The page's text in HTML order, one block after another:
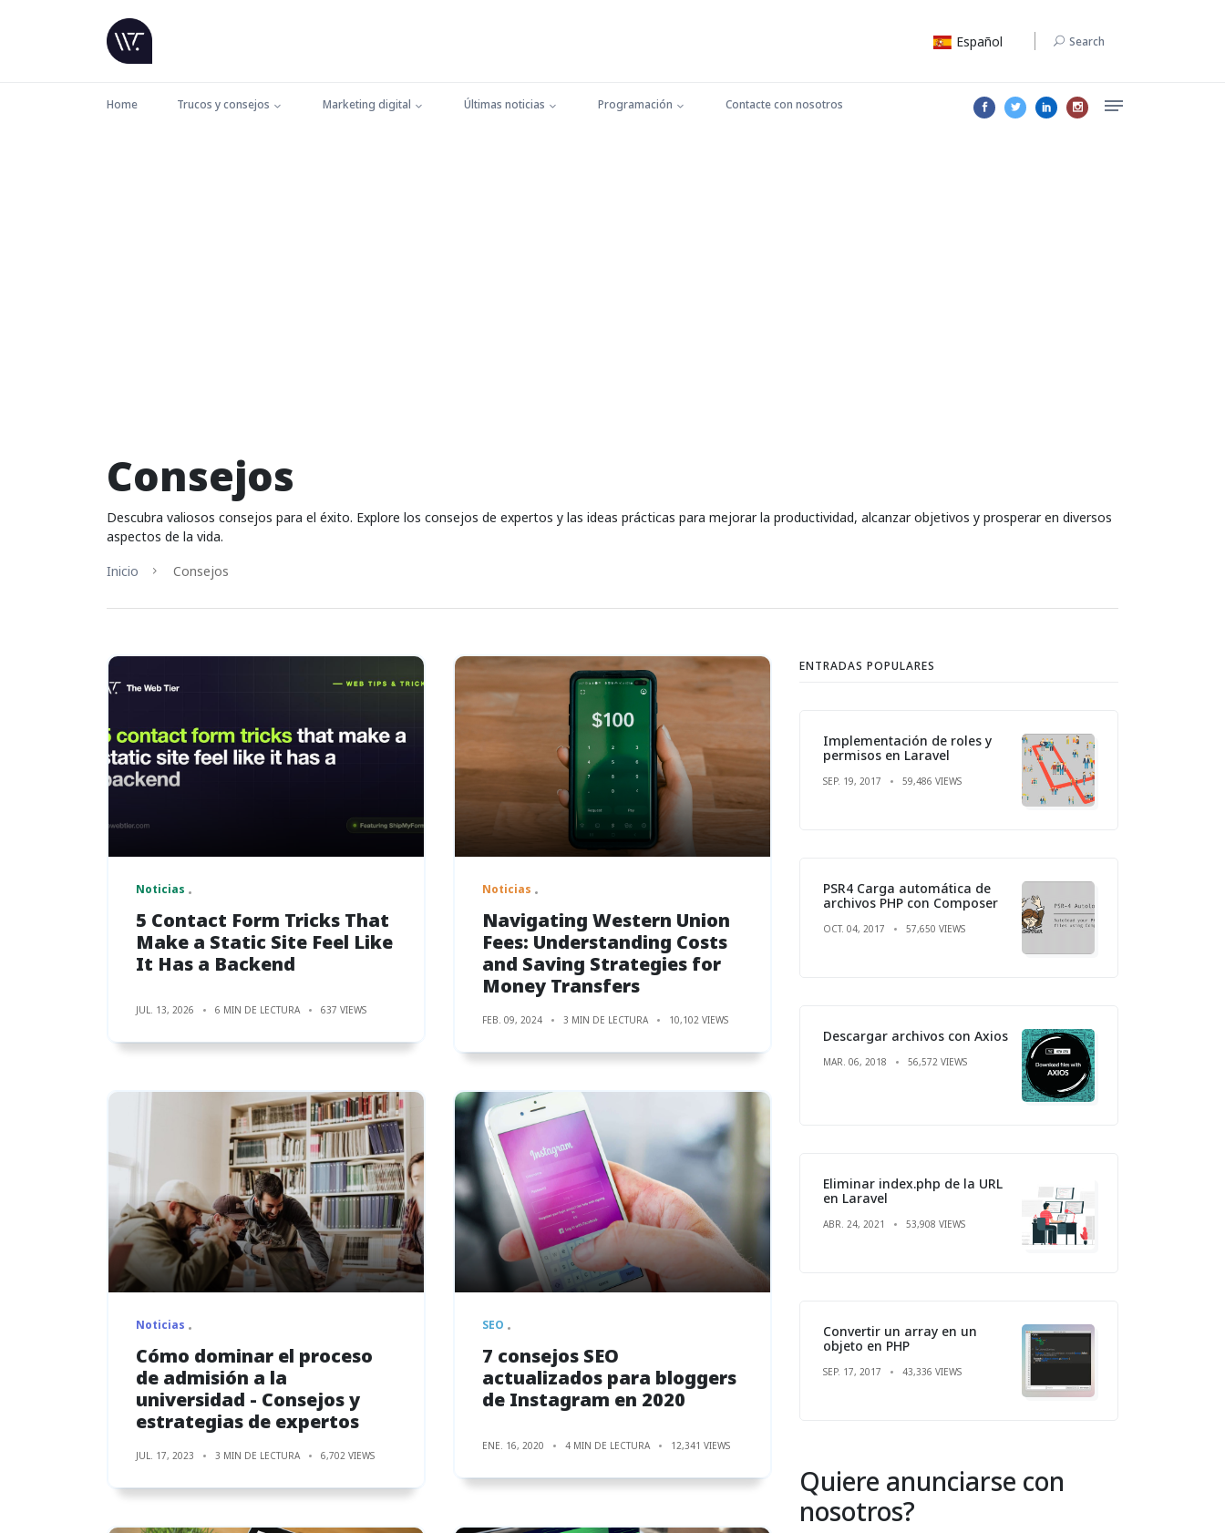
Español Search
Home Trucos y consejos Marketing digital Últimas noticias Programación Contacte con nosotros
Consejos
Descubra valiosos consejos para el éxito. Explore los consejos de expertos y las ideas prácticas para mejorar la productividad, alcanzar objetivos y prosperar en diversos
aspectos de la vida.
Inicio
Consejos
Noticias
5 Contact Form Tricks That
Make a Static Site Feel Like
It Has a Backend
JUL. 13, 2026 6 MIN DE LECTURA 637 VIEWS
Noticias
Navigating Western Union
Fees: Understanding Costs
and Saving Strategies for
Money Transfers
FEB. 09, 2024 3 MIN DE LECTURA 10,102 VIEWS
Noticias
Cómo dominar el proceso
de admisión a la
universidad - Consejos y
estrategias de expertos
JUL. 17, 2023 3 MIN DE LECTURA 6,702 VIEWS
SEO
7 consejos SEO
actualizados para bloggers
de Instagram en 2020
ENE. 16, 2020 4 MIN DE LECTURA 12,341 VIEWS
ENTRADAS POPULARES
Implementación de roles y
permisos en Laravel
SEP. 19, 2017 59,486 VIEWS
PSR4 Carga automática de
archivos PHP con Composer
OCT. 04, 2017 57,650 VIEWS
Descargar archivos con Axios
MAR. 06, 2018 56,572 VIEWS
Eliminar index.php de la URL
en Laravel
ABR. 24, 2021 53,908 VIEWS
Convertir un array en un
objeto en PHP
SEP. 17, 2017 43,336 VIEWS
Quiere anunciarse con
nosotros?